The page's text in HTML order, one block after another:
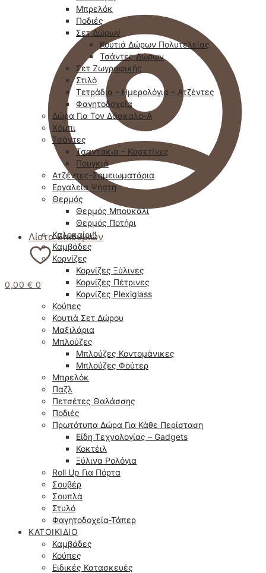
Λίστα Επιθυμιών
0,00 € 0
Μπρελόκ
Ποδιές
Σετ Δώρων
Κουτιά Δώρων Πολυτελείας
Τσάντες Δώρων
Σετ Ζωγραφικής
Στιλό
Τετράδια – Ημερολόγια – Ατζέντες
Φαγητοδοχεία
Δώρα Για Τον Δάσκαλο-Α
Χόμπι
Τσάντες
Τσαντάκια – Κασετίνες
Πουγκιά
Ατζέντες-Σημειωματάρια
Εργαλεία Ψήστη
Θερμός
Θερμός Μπουκάλι
Θερμός Ποτήρι
Καλοκαίρι!!
Καμβάδες
Κορνίζες
Κορνίζες Ξύλινες
Κορνίζες Πέτρινες
Κορνίζες Plexiglass
Κούπες
Κουτιά Σετ Δώρου
Μαξιλάρια
Μπλούζες
Μπλούζες Κοντομάνικες
Μπλούζες Φούτερ
Μπρελόκ
Παζλ
Πετσέτες Θαλάσσης
Ποδιές
Πρωτότυπα Δώρα Για Κάθε Περίσταση
Είδη Τεχνολογίας – Gadgets
Κοκτέιλ
Ξύλινα Ρολόγια
Roll Up Για Πόρτα
Σουβέρ
Σουπλά
Στυλό
Φαγητοδοχεία-Τάπερ
ΚΑΤΟΙΚΊΔΙΟ
Καμβάδες
Κούπες
Ειδικές Κατασκευές